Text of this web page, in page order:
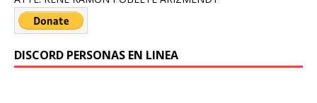
DISCORD PERSONAS EN LINEA